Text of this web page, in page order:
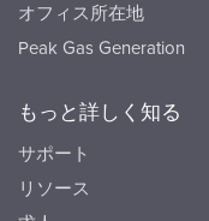
オフィス所在地
Peak Gas Generation
もっと詳しく知る
サポート
リソース